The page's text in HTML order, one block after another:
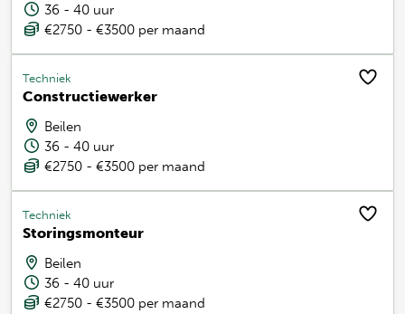
36 - 40 uur
€2750 - €3500 per maand
Techniek
Constructiewerker
Beilen
36 - 40 uur
€2750 - €3500 per maand
Techniek
Storingsmonteur
Beilen
36 - 40 uur
€2750 - €3500 per maand